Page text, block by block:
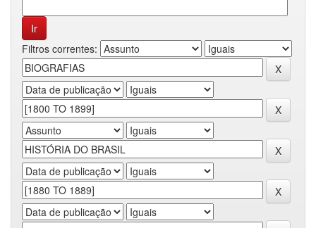
Filtros correntes: